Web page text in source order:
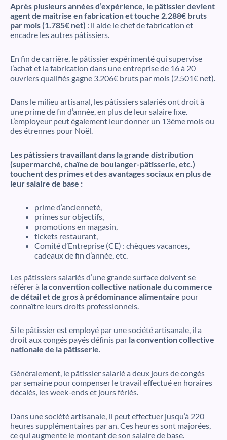
Après plusieurs années d’expérience, le pâtissier devient
agent de maîtrise en fabrication et touche 2.288€ bruts
par mois (1.785€ net) : il aide le chef de fabrication et
encadre les autres pâtissiers.
En fin de carrière, le pâtissier expérimenté qui supervise
l’achat et la fabrication dans une entreprise de 16 à 20
ouvriers qualifiés gagne 3.206€ bruts par mois (2.501€ net).
Dans le milieu artisanal, les pâtissiers salariés ont droit à
une prime de fin d’année, en plus de leur salaire fixe.
L’employeur peut également leur donner un 13ème mois ou
des étrennes pour Noël.
Les pâtissiers travaillant dans la grande distribution
(supermarché, chaîne de boulanger-pâtisserie, etc.)
touchent des primes et des avantages sociaux en plus de
leur salaire de base :
prime d’ancienneté,
primes sur objectifs,
promotions en magasin,
tickets restaurant,
Comité d’Entreprise (CE) : chèques vacances,
cadeaux de fin d’année, etc.
Les pâtissiers salariés d’une grande surface doivent se
référer à la convention collective nationale du commerce
de détail et de gros à prédominance alimentaire pour
connaître leurs droits professionnels.
Si le pâtissier est employé par une société artisanale, il a
droit aux congés payés définis par la convention collective
nationale de la pâtisserie
Généralement, le pâtissier salarié a deux jours de congés
par semaine pour compenser le travail effectué en horaires
décalés, les week-ends et jours fériés.
Dans une société artisanale, il peut effectuer jusqu’à 220
heures supplémentaires par an. Ces heures sont majorées,
ce qui augmente le montant de son salaire de base.